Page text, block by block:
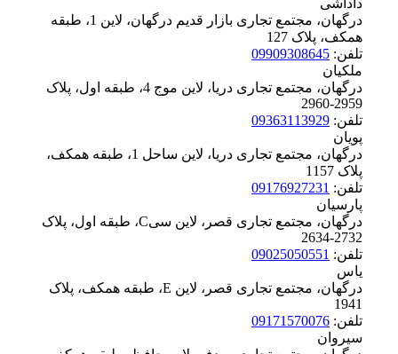
درگهان، مجتمع تجاری بازار قدیم درگهان، لاین 1، طبقه
همکف، پلاک ‪127
تلفن: 09909308645
ملکیان
درگهان، مجتمع تجاری دریا، لاین موج 4، طبقه اول، پلاک
‪2960-2959
تلفن: 09363113929
پویان
درگهان، مجتمع تجاری دریا، لاین ساحل 1، طبقه همکف،
پلاک ‪1157
تلفن: 09176927231
پارسیان
درگهان، مجتمع تجاری قصر، لاین سیC، طبقه اول، پلاک
‪2634-2732
تلفن: 09025050551
یاس
درگهان، مجتمع تجاری قصر، لاین E، طبقه همکف، پلاک
‪1941
تلفن: 09171570076
سیروان